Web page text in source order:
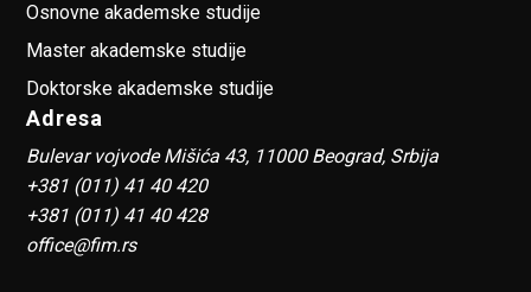
Osnovne akademske studije
Master akademske studije
Doktorske akademske studije
Adresa
Bulevar vojvode Mišića 43, 11000 Beograd, Srbija
+381 (011) 41 40 420
+381 (011) 41 40 428
office@fim.rs